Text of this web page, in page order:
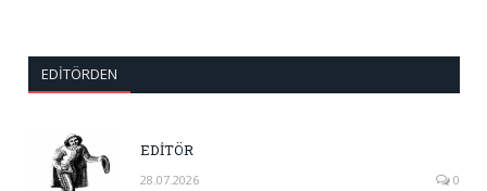
EDITÖRDEN
EDİTÖR
28.07.2026 0